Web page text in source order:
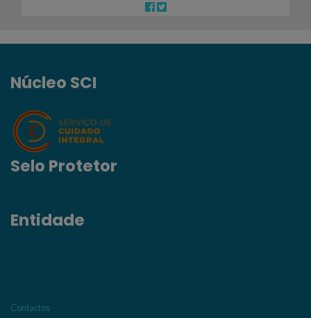
Núcleo SCI
Selo Protetor
Entidade
Contactos